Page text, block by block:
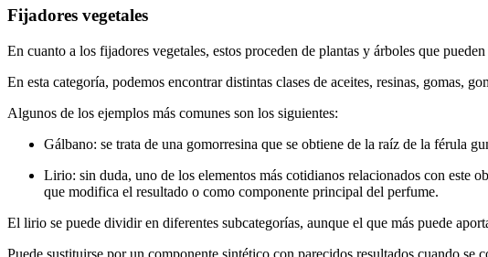
Fijadores vegetales
En cuanto a los fijadores vegetales, estos proceden de plantas y árboles que
En esta categoría, podemos encontrar distintas clases de aceites, resinas, gomas,
Algunos de los ejemplos más comunes son los siguientes:
Gálbano: se trata de una gomorresina que se obtiene de la raíz de la férula
Lirio: sin duda, uno de los elementos más cotidianos relacionados con este
que modifica el resultado o como componente principal del perfume.
El lirio se puede dividir en diferentes subcategorías, aunque el que más puede
Puede sustituirse por un componente sintético con parecidos resultados cuando